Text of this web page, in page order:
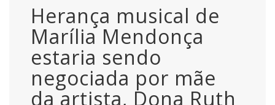
Herança musical de
Marília Mendonça
estaria sendo
negociada por mãe
da artista, Dona Ruth